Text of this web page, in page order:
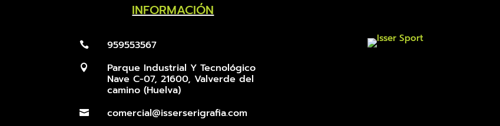
INFORMACIÓN
 959553567
 Parque Industrial Y Tecnológico
Nave C-07, 21600, Valverde del
camino (Huelva)
 comercial@isserserigrafia.com